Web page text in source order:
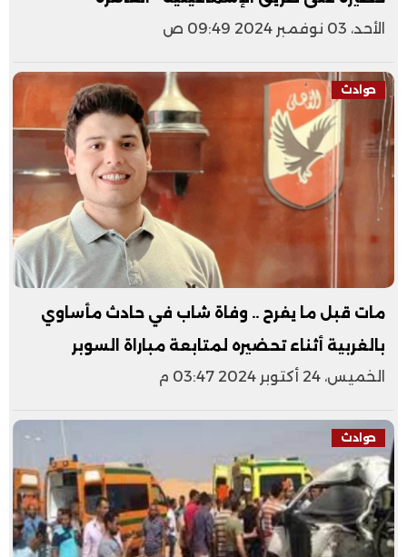
الأحد، 03 نوفمبر 2024 09:49 ص
حوادث
مات قبل ما يفرح .. وفاة شاب في حادث مأساوي
بالغربية أثناء تحضيره لمتابعة مباراة السوبر
الخميس، 24 أكتوبر 2024 03:47 م
حوادث